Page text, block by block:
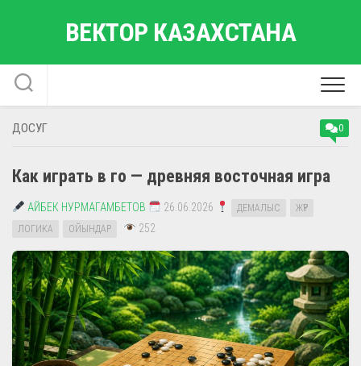
ВЕКТОР КАЗАХСТАНА
ДОСУГ 0
Как играть в го — древняя восточная игра
АЙБЕК НУРМАГАМБЕТОВ 26.06.2026 ДЕМАЛЫС
ЖҮР
ЛОГИКА
ОЙЫНДАР 252